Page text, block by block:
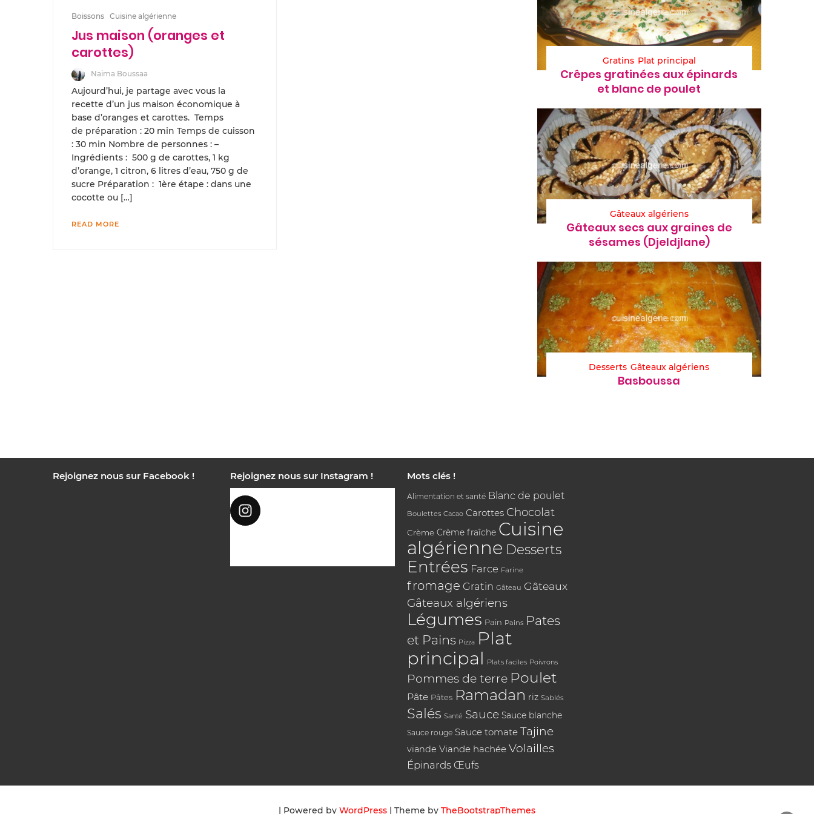
Boissons Cuisine algérienne
Jus maison (oranges et
carottes)
Naima Boussaa
Aujourd’hui, je partage avec vous la
recette d’un jus maison économique à
base d’oranges et carottes. Temps
de préparation : 20 min Temps de cuisson
: 30 min Nombre de personnes : –
Ingrédients : 500 g de carottes, 1 kg
d’orange, 1 citron, 6 litres d’eau, 750 g de
sucre Préparation : 1ère étape : dans une
cocotte ou […]
READ MORE
Gratins Plat principal
Crêpes gratinées aux épinards
et blanc de poulet
Gâteaux algériens
Gâteaux secs aux graines de
sésames (Djeldjlane)
Desserts Gâteaux algériens
Basboussa
Rejoignez nous sur Facebook ! Rejoignez nous sur Instagram ! Mots clés !
Alimentation et santé Blanc de poulet
Boulettes Cacao Carottes Chocolat
Crème Crème fraîche Cuisine
algérienne Desserts
Entrées Farce Farine
fromage Gratin Gâteau Gâteaux
Gâteaux algériens
Légumes Pain Pains Pates
et Pains Pizza Plat
principal Plats faciles Poivrons
Pommes de terre Poulet
Pâte Pâtes Ramadan riz Sablés
Salés Santé Sauce Sauce blanche
Sauce rouge Sauce tomate Tajine
viande Viande hachée Volailles
Épinards Œufs
| Powered by WordPress | Theme by TheBootstrapThemes